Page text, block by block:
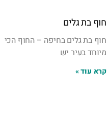
חוף בת גלים
חוף בת גלים בחיפה – החוף הכי
מיוחד בעיר יש
קרא עוד »